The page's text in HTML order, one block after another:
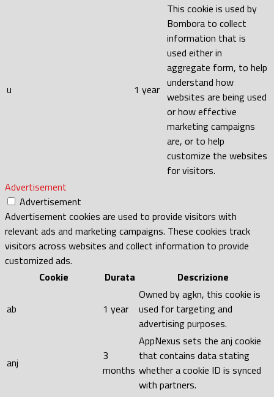
u 1 year
This cookie is used by
Bombora to collect
information that is
used either in
aggregate form, to help
understand how
websites are being used
or how effective
marketing campaigns
are, or to help
customize the websites
for visitors.
Advertisement
Advertisement
Advertisement cookies are used to provide visitors with
relevant ads and marketing campaigns. These cookies track
visitors across websites and collect information to provide
customized ads.
Cookie
Durata Descrizione
ab 1 year
Owned by agkn, this cookie is
used for targeting and
advertising purposes.
anj
3
months
AppNexus sets the anj cookie
that contains data stating
whether a cookie ID is synced
with partners.